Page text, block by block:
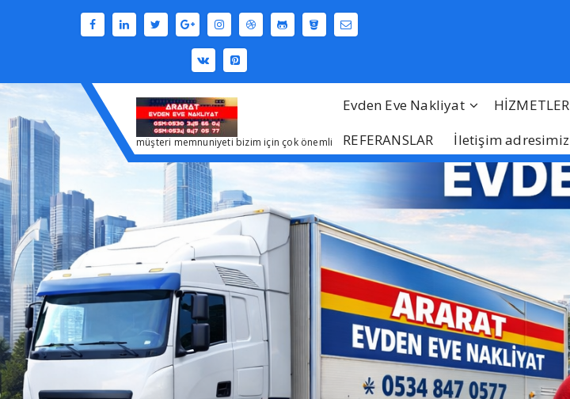
müşteri memnuniyeti bizim için çok önemli
Evden Eve Nakliyat
HİZMETLER
REFERANSLAR
İletişim adresimiz